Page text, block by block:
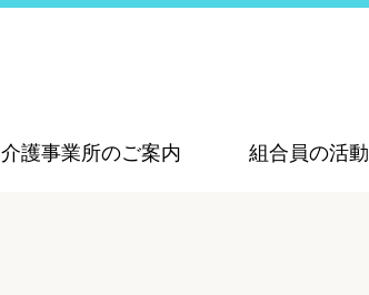
介護事業所のご案内 組合員の活動